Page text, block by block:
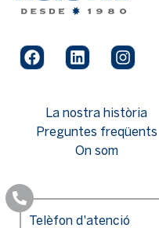
La nostra història
Preguntes freqüents
On som
Telèfon d'atenció